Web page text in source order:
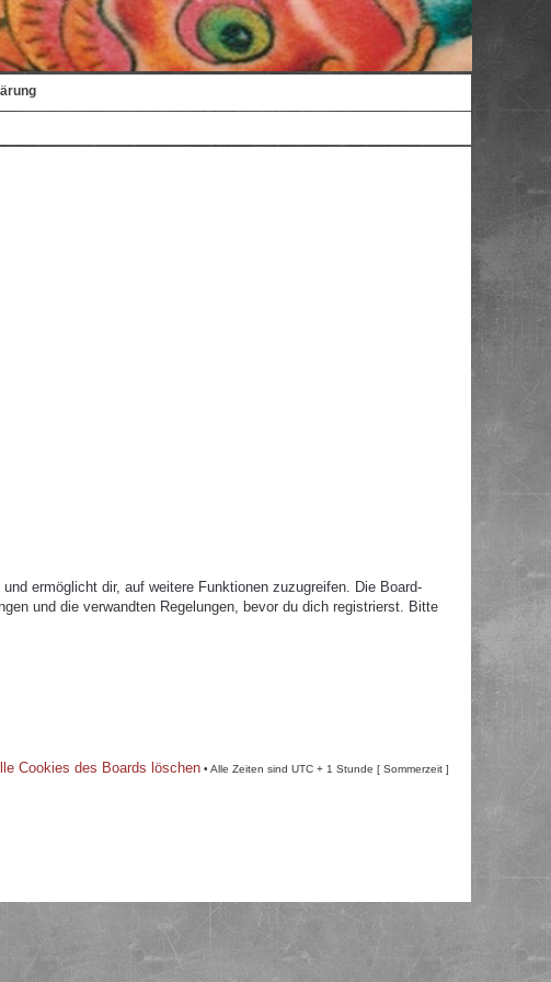
ermöglicht dir, auf weitere Funktionen zuzugreifen. Die Board-
und die verwandten Regelungen, bevor du dich registrierst. Bitte
Cookies des Boards löschen • Alle Zeiten sind UTC + 1 Stunde [ Sommerzeit ]